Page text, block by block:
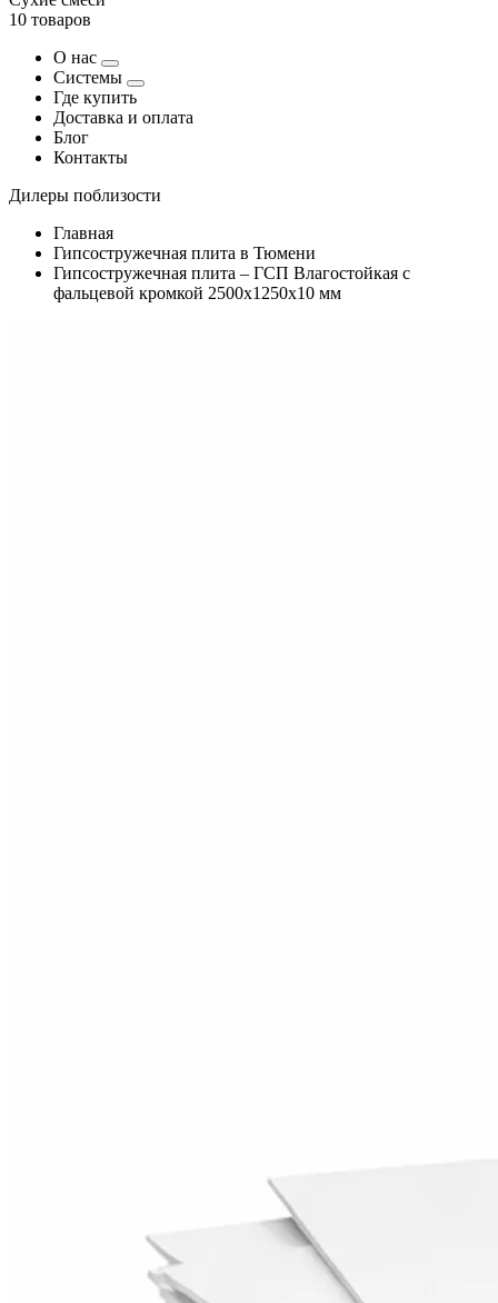
10 товаров
О нас
Системы
Где купить
Доставка и оплата
Блог
Контакты
Дилеры поблизости
Главная
Гипсостружечная плита в Тюмени
Гипсостружечная плита – ГСП Влагостойкая с
фальцевой кромкой 2500х1250х10 мм